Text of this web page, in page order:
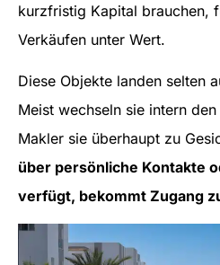
kurzfristig Kapital brauchen,
Verkäufen unter Wert.
Diese Objekte landen selten
Meist wechseln sie intern
Makler sie überhaupt zu
über persönliche Kontakte
verfügt, bekommt Zugang